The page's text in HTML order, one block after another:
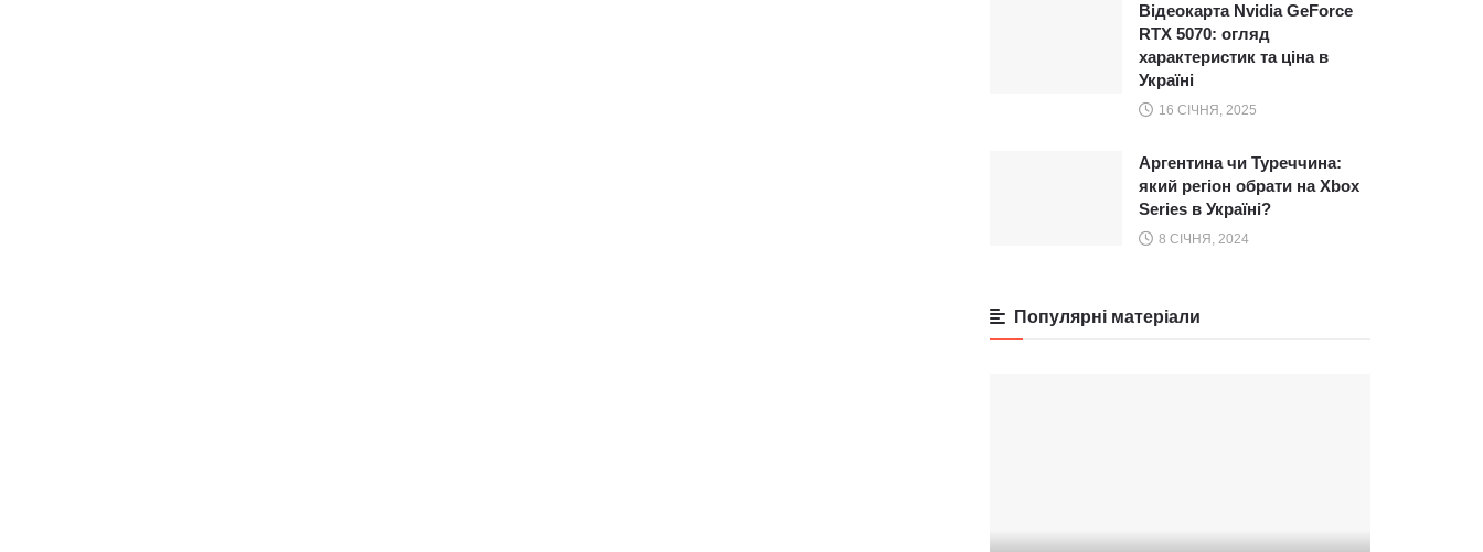
Відеокарта Nvidia GeForce
RTX 5070: огляд
характеристик та ціна в
Україні
16 СІЧНЯ, 2025
Аргентина чи Туреччина:
який регіон обрати на Xbox
Series в Україні?
8 СІЧНЯ, 2024
Популярні матеріали